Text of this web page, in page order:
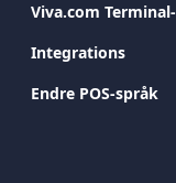
Viva.com
Integrations
Endre POS-språk